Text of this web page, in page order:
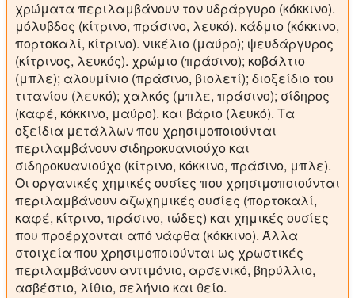
χρώματα περιλαμβάνουν τον υδράργυρο (κόκκινο).
μόλυβδος (κίτρινο, πράσινο, λευκό). κάδμιο (κόκκινο,
πορτοκαλί, κίτρινο). νικέλιο (μαύρο); ψευδάργυρος
(κίτρινος, λευκός). χρώμιο (πράσινο); κοβάλτιο
(μπλε); αλουμίνιο (πράσινο, βιολετί); διοξείδιο του
τιτανίου (λευκό); χαλκός (μπλε, πράσινο); σίδηρος
(καφέ, κόκκινο, μαύρο). και βάριο (λευκό). Τα
οξείδια μετάλλων που χρησιμοποιούνται
περιλαμβάνουν σιδηροκυανιούχο και
σιδηροκυανιούχο (κίτρινο, κόκκινο, πράσινο, μπλε).
Οι οργανικές χημικές ουσίες που χρησιμοποιούνται
περιλαμβάνουν αζωχημικές ουσίες (πορτοκαλί,
καφέ, κίτρινο, πράσινο, ιώδες) και χημικές ουσίες
που προέρχονται από νάφθα (κόκκινο). Άλλα
στοιχεία που χρησιμοποιούνται ως χρωστικές
περιλαμβάνουν αντιμόνιο, αρσενικό, βηρύλλιο,
ασβέστιο, λίθιο, σελήνιο και θείο.